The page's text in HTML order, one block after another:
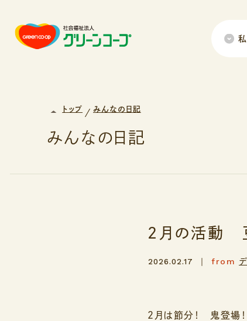
トップ みんなの日記
みんなの日記
２月の活動
2026.02.17 from
２月は節分！ 鬼登場！